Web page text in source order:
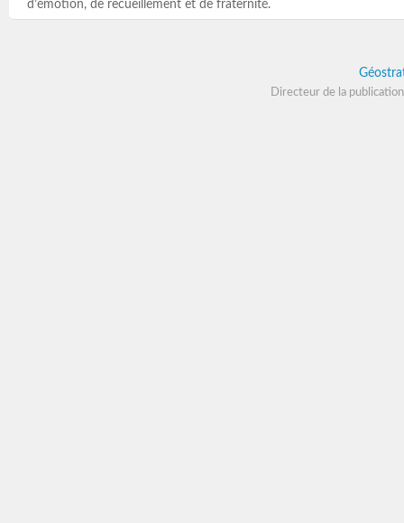
d’émotion, de recueillement et de fraternité.
Directeur de la